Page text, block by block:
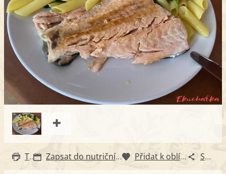
Tisk Zapsat do nutričního diáře Přidat k oblíbeným Sdílet